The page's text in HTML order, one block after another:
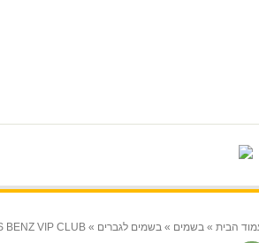
הבית » בשמים » בשמים לגברים » MERCEDES BENZ VIP CLUB / בושם...